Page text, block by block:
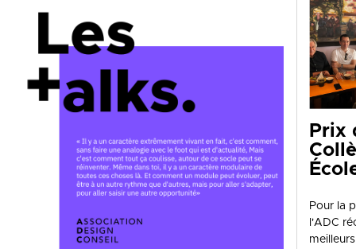
Prix
Pour la
l'ADC